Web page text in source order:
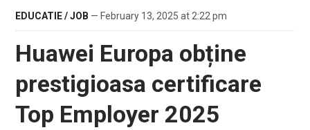
EDUCATIE / JOB — February 13, 2025 at 2:22 pm
Huawei Europa obține
prestigioasa certificare
Top Employer 2025